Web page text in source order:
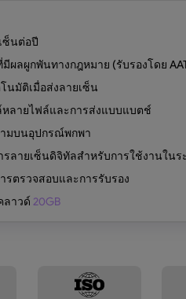
ซ็นต่อปี
ผลผูกพันทางกฎหมาย (รับรองโดย
นมัติเมื่อส่งลายเซ็น
ลายไฟล์และการส่งแบบแบตช์
มบนอุปกรณ์พกพา
ลายเซ็นดิจิทัลสำหรับการใช้งานในร
รตรวจสอบและการรับรอง
ลาวด์ 20GB